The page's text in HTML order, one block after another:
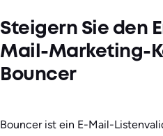
Steigern Sie den
Mail-Marketing-
Bouncer
Bouncer ist ein E-Mail-